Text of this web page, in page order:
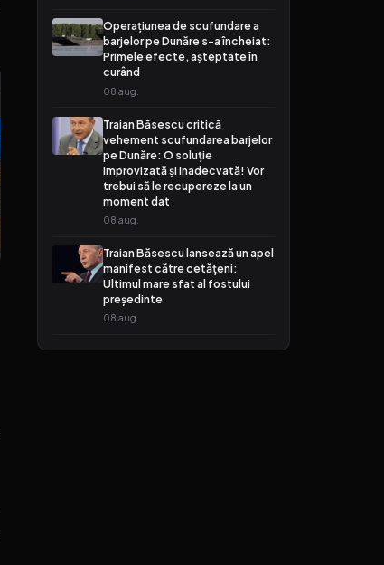
Operațiunea de scufundare a
barjelor pe Dunăre s-a încheiat:
Primele efecte, așteptate în
curând
08 aug.
Traian Băsescu critică
vehement scufundarea barjelor
pe Dunăre: O soluție
improvizată și inadecvată! Vor
trebui să le recupereze la un
moment dat
08 aug.
Traian Băsescu lansează un apel
manifest către cetățeni:
Ultimul mare sfat al fostului
președinte
08 aug.